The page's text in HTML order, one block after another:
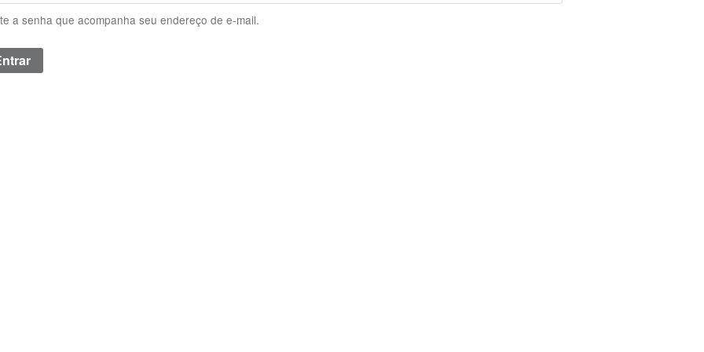
a senha que acompanha seu endereço de e-mail.